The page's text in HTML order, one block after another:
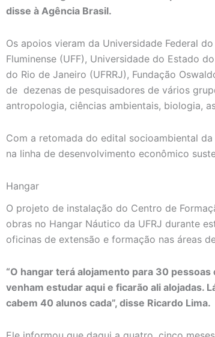
disse à Agência Brasil.
Os apoios vieram da Universidade Federal
Fluminense (UFF), Universidade do Estado
do Rio de Janeiro (UFRRJ), Fundação
de dezenas de pesquisadores de vários
antropologia, ciências ambientais, biologia,
Com a retomada do edital socioambiental
na linha de desenvolvimento econômico
Hangar
O projeto de instalação do Centro de
obras no Hangar Náutico da UFRJ durante
oficinas de extensão e formação nas áreas
“O hangar terá alojamento para 30
venham estudar aqui e ficarão ali alojadas.
cabem 40 alunos cada”, disse Ricardo Lima.